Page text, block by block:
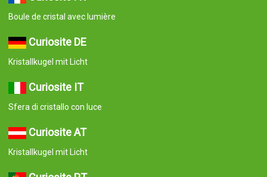
Boule de cristal avec lumière
Curiosite DE
Kristallkugel mit Licht
Curiosite IT
Sfera di cristallo con luce
Curiosite AT
Kristallkugel mit Licht